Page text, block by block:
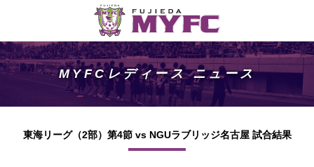
MYFCレディース ニュース
東海リーグ（2部）第4節 vs NGUラブリッジ名古屋 試合結果